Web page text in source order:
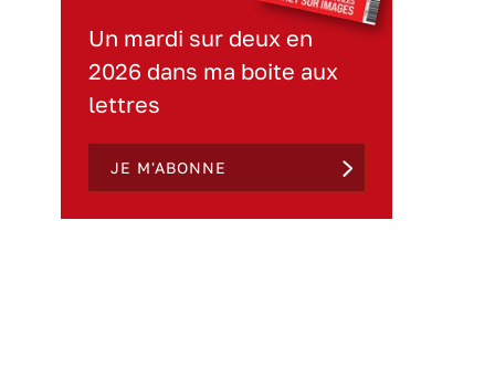
Un mardi sur deux en
2026 dans ma boite aux
lettres
JE M'ABONNE